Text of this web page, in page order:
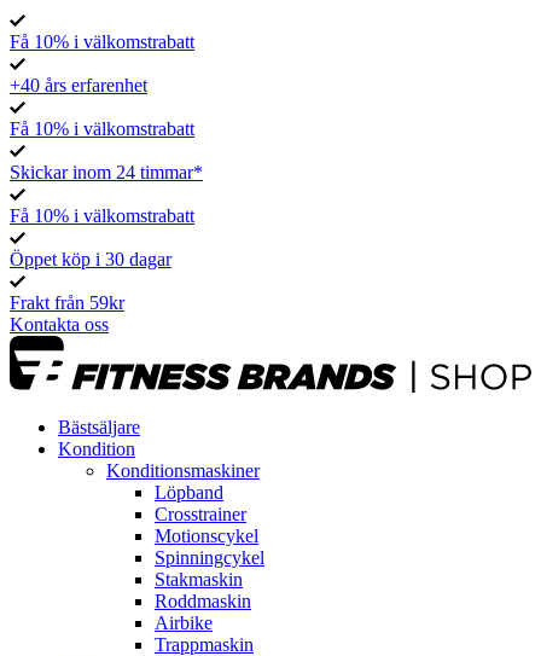
Få 10% i välkomstrabatt
+40 års erfarenhet
Få 10% i välkomstrabatt
Skickar inom 24 timmar*
Få 10% i välkomstrabatt
Öppet köp i 30 dagar
Frakt från 59kr
Kontakta oss
Bästsäljare
Kondition
Konditionsmaskiner
Löpband
Crosstrainer
Motionscykel
Spinningcykel
Stakmaskin
Roddmaskin
Airbike
Trappmaskin